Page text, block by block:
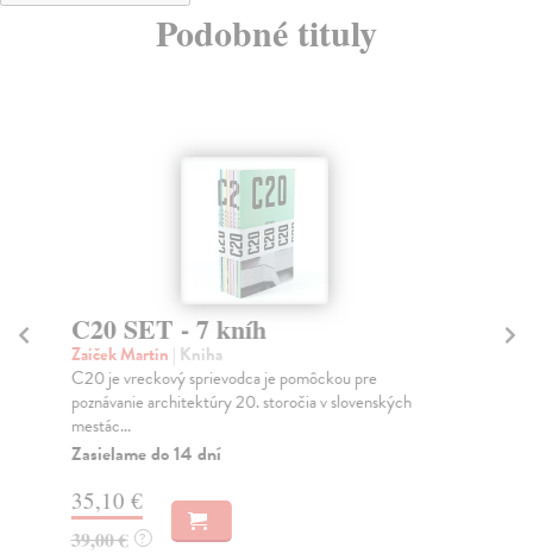
Podobné tituly
C20 SET - 7 kníh
Zaiček Martin | Kniha
C20 je vreckový sprievodca je pomôckou pre
poznávanie architektúry 20. storočia v slovenských
mestác...
Zasielame do 14 dní
35,10 €
39,00 € ?